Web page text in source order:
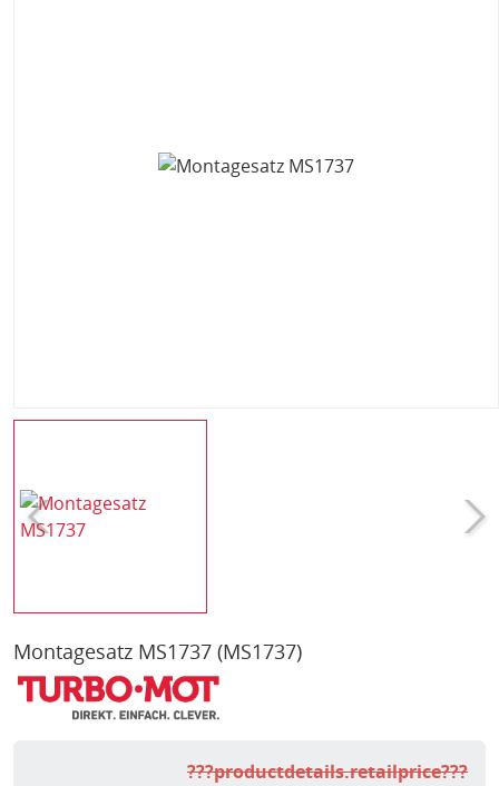
Montagesatz MS1737 (MS1737)
???productdetails.retailprice???